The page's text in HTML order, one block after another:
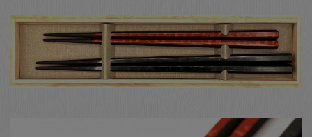
銀座夏野・箸長について
こども和食器 小夏について
ご利用ガイド